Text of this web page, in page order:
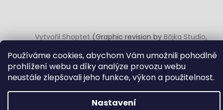
Používáme cookies, abychom Vám umožnili pohodlné
prohlížení webu a díky analýze provozu webu
neustále zlepšovali jeho funkce, výkon a použitelnost.
Nastavení
Vytvořil Shoptet(Graphic revision byBōjka Studio,
Copyright 2026Carton Cajon. Všechna práva vyhrazena.
Upravit nastavení cookies